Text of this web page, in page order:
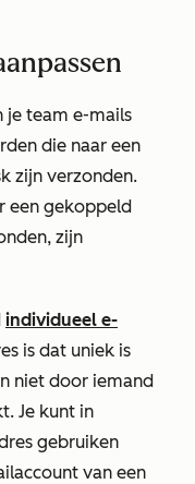
je team e-mails
die naar een
zijn verzonden.
een gekoppeld
zijn
individueel e-
is dat uniek is
niet door iemand
Je kunt in
gebruiken
van een